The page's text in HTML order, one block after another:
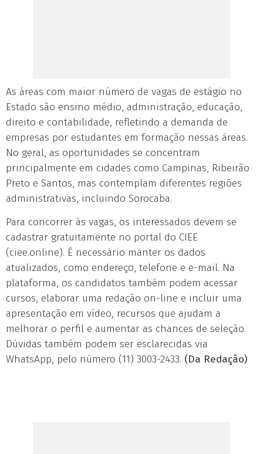
As áreas com maior número de vagas de estágio no
Estado são ensino médio, administração, educação,
direito e contabilidade, refletindo a demanda de
empresas por estudantes em formação nessas áreas.
No geral, as oportunidades se concentram
principalmente em cidades como Campinas, Ribeirão
Preto e Santos, mas contemplam diferentes regiões
administrativas, incluindo Sorocaba.
Para concorrer às vagas, os interessados devem se
cadastrar gratuitamente no portal do CIEE
(ciee.online). É necessário manter os dados
atualizados, como endereço, telefone e e-mail. Na
plataforma, os candidatos também podem acessar
cursos, elaborar uma redação on-line e incluir uma
apresentação em vídeo, recursos que ajudam a
melhorar o perfil e aumentar as chances de seleção.
Dúvidas também podem ser esclarecidas via
WhatsApp, pelo número (11) 3003-2433. (Da Redação)